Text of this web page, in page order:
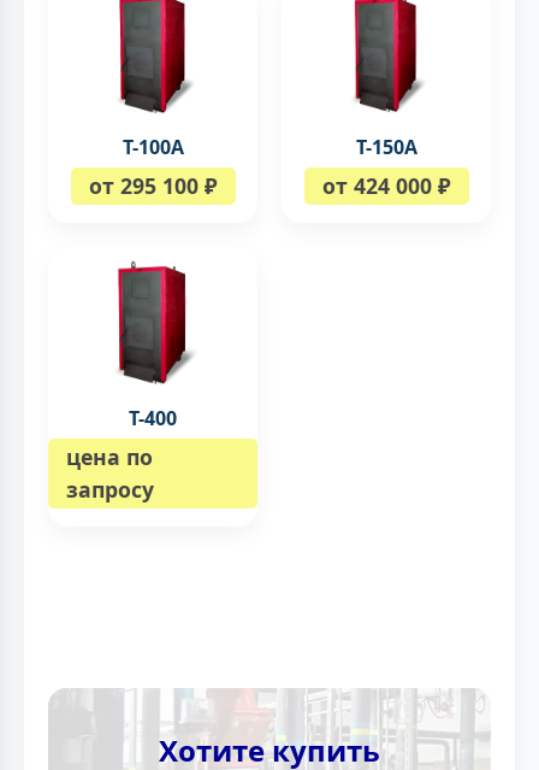
Т-100A
от 295 100 ₽
Т-150A
от 424 000 ₽
Т-400
цена по
запросу
Хотите купить